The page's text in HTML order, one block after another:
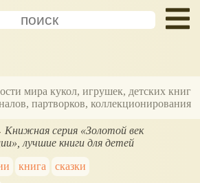
мира кукол, игрушек, детских книг
партворков, коллекционирования
Книжная серия «Золотой век
лучшие книги для детей
книга
сказки